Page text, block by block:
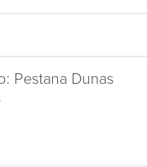
Pestana Dunas